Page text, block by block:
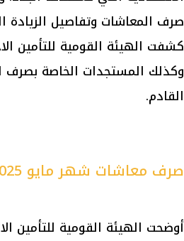
صرف المعاشات وتفاصيل الزيادة
وكذلك المستجدات الخاصة بصرف
القادم.
صرف معاشات شهر مايو 2025